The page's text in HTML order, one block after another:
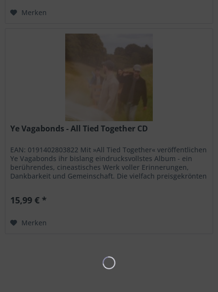
Merken
Ye Vagabonds - All Tied Together CD
EAN: 0191402803822 Mit »All Tied Together« veröffentlichen
Ye Vagabonds ihr bislang eindrucksvollstes Album - ein
berührendes, cineastisches Werk voller Erinnerungen,
Dankbarkeit und Gemeinschaft. Die vielfach preisgekrönten
15,99 € *
Merken